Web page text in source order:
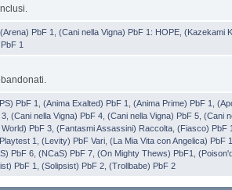
,(Arena) PbF 1 ,(Cani nella Vigna) PbF 1: HOPE ,(Kazekami
1
PbF 1 ,(Anima Exalted) PbF 1 ,(Anima Prime) PbF 1 ,
3 ,(Cani nella Vigna) PbF 4 ,(Cani nella Vigna) PbF 5 ,(Cani
PbF 3 ,(Fantasmi Assassini) Raccolta ,(Fiasco) PbF 1
1 ,(Levity) PbF Vari ,(La Mia Vita con Angelica) PbF 1
PbF 6 ,(NCaS) PbF 7 ,(On Mighty Thews) PbF1 ,
PbF 1 ,(Solipsist) PbF 2 ,(Trollbabe) PbF 2